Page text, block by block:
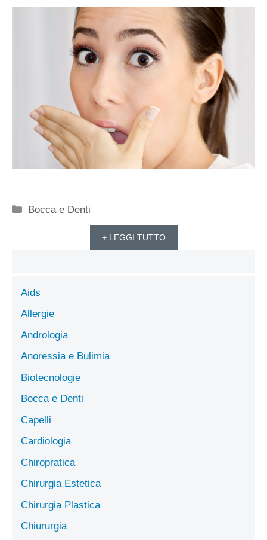
Categorie
Bocca e Denti
+ LEGGI TUTTO
Aids
Allergie
Andrologia
Anoressia e Bulimia
Biotecnologie
Bocca e Denti
Capelli
Cardiologia
Chiropratica
Chirurgia Estetica
Chirurgia Plastica
Chiururgia